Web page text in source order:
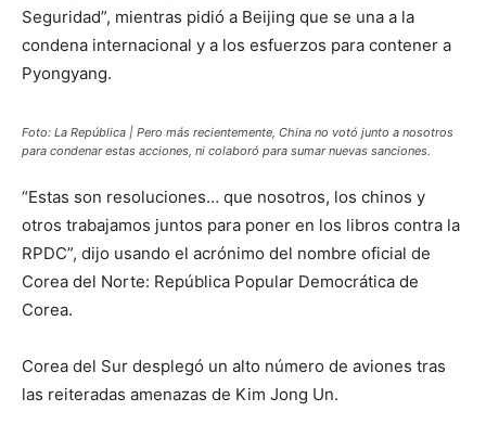
Seguridad”, mientras pidió a Beijing que se una a la
condena internacional y a los esfuerzos para contener a
Pyongyang.
Foto: La República | Pero más recientemente, China no votó junto a nosotros
para condenar estas acciones, ni colaboró para sumar nuevas sanciones.
“Estas son resoluciones… que nosotros, los chinos y
otros trabajamos juntos para poner en los libros contra la
RPDC”, dijo usando el acrónimo del nombre oficial de
Corea del Norte: República Popular Democrática de
Corea.
Corea del Sur desplegó un alto número de aviones tras
las reiteradas amenazas de Kim Jong Un.